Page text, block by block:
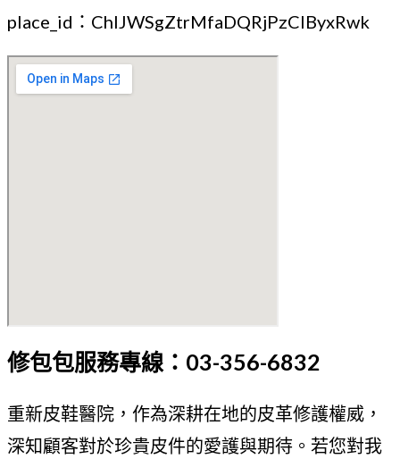
place_id：ChIJWSgZtrMfaDQRjPzCIByxRwk
修包包服務專線：03-356-6832
重新皮鞋醫院，作為深耕在地的皮革修護權威，
深知顧客對於珍貴皮件的愛護與期待。若您對我